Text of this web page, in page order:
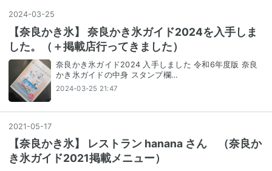
2024-03-25
【奈良かき氷】 奈良かき氷ガイド2024を入手しま
した。（＋掲載店行ってきました）
奈良かき氷ガイド2024 入手しました 令和6年度版 奈良
かき氷ガイドの中身 スタンプ欄…
2024-03-25 21:47
2021-05-17
【奈良かき氷】 レストラン hanana さん （奈良か
き氷ガイド2021掲載メニュー）